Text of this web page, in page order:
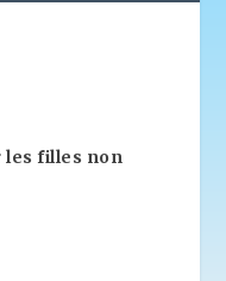
les filles non